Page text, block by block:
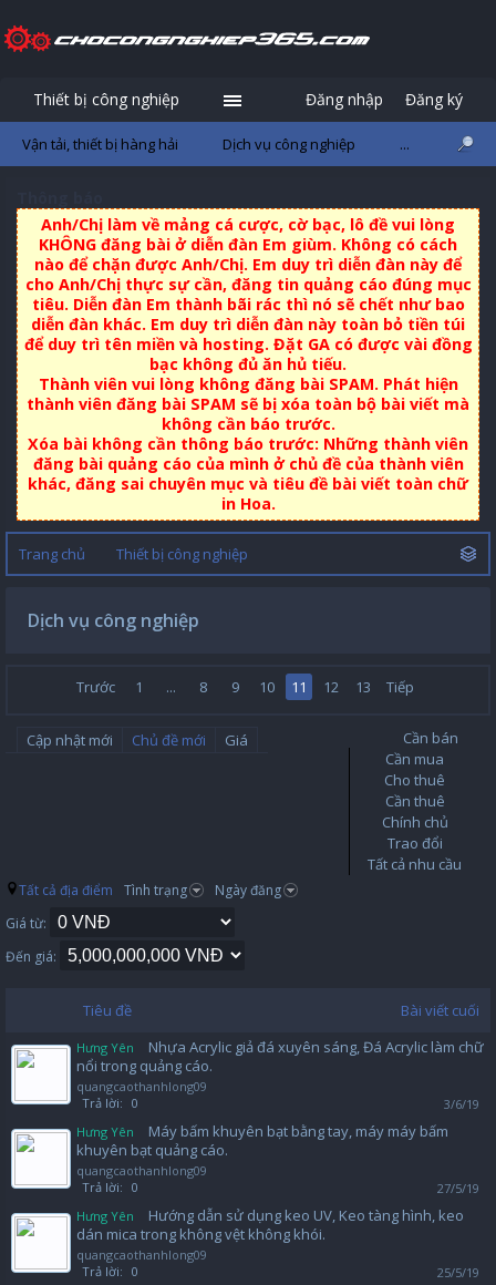
Anh/Chị làm về mảng cá cược, cờ bạc, lô đề vui lòng
KHÔNG đăng bài ở diễn đàn Em giùm. Không có cách
nào để chặn được Anh/Chị. Em duy trì diễn đàn này để
cho Anh/Chị thực sự cần, đăng tin quảng cáo đúng mục
tiêu. Diễn đàn Em thành bãi rác thì nó sẽ chết như bao
diễn đàn khác. Em duy trì diễn đàn này toàn bỏ tiền túi
để duy trì tên miền và hosting. Đặt GA có được vài đồng
bạc không đủ ăn hủ tiếu.
Thành viên vui lòng không đăng bài SPAM. Phát hiện
thành viên đăng bài SPAM sẽ bị xóa toàn bộ bài viết mà
không cần báo trước.
Xóa bài không cần thông báo trước: Những thành viên
đăng bài quảng cáo của mình ở chủ đề của thành viên
khác, đăng sai chuyên mục và tiêu đề bài viết toàn chữ
in Hoa.
Trang chủ Thiết bị công nghiệp
Dịch vụ công nghiệp
Trước 1 ... 8 9 10 11 12 13 Tiếp
Cập nhật mới Chủ đề mới Giá
Cần bán
Cần mua
Cho thuê
Cần thuê
Chính chủ
Trao đổi
Tất cả nhu cầu
Tất cả địa điểm Tình trạng
Ngày đăng
Giá từ:
Đến giá:
Tiêu đề Bài viết cuối
Hưng Yên
Nhựa Acrylic giả đá xuyên sáng, Đá Acrylic làm chữ
nổi trong quảng cáo.
quangcaothanhlong09
Trả lời: 0
3/6/19
Hưng Yên
Máy bấm khuyên bạt bằng tay, máy máy bấm
khuyên bạt quảng cáo.
quangcaothanhlong09
Trả lời: 0
27/5/19
Hưng Yên
Hướng dẫn sử dụng keo UV, Keo tàng hình, keo
dán mica trong không vệt không khói.
quangcaothanhlong09
Trả lời: 0 25/5/19
Thiết bị công nghiệp
Vận tải, thiết bị hàng hải Dịch vụ công nghiệp ...
Đăng nhập Đăng ký